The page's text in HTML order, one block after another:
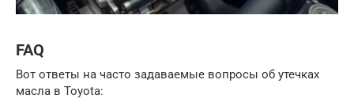
FAQ
Вот ответы на часто задаваемые вопросы об утечках
масла в Toyota: